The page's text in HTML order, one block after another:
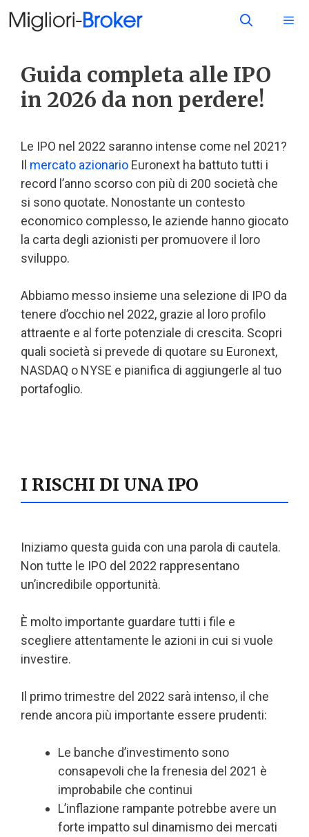
Guida completa alle IPO
in 2026 da non perdere!
Le IPO nel 2022 saranno intense come nel 2021?
Il mercato azionario Euronext ha battuto tutti i
record l’anno scorso con più di 200 società che
si sono quotate. Nonostante un contesto
economico complesso, le aziende hanno giocato
la carta degli azionisti per promuovere il loro
sviluppo.
Abbiamo messo insieme una selezione di IPO da
tenere d’occhio nel 2022, grazie al loro profilo
attraente e al forte potenziale di crescita. Scopri
quali società si prevede di quotare su Euronext,
NASDAQ o NYSE e pianifica di aggiungerle al tuo
portafoglio.
I RISCHI DI UNA IPO
Iniziamo questa guida con una parola di cautela.
Non tutte le IPO del 2022 rappresentano
un’incredibile opportunità.
È molto importante guardare tutti i file e
scegliere attentamente le azioni in cui si vuole
investire.
Il primo trimestre del 2022 sarà intenso, il che
rende ancora più importante essere prudenti:
Le banche d’investimento sono
consapevoli che la frenesia del 2021 è
improbabile che continui
L’inflazione rampante potrebbe avere un
forte impatto sul dinamismo dei mercati